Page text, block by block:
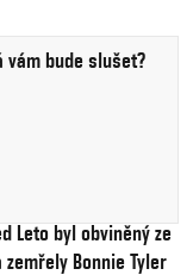
bude slušet?
Leto byl obviněný ze
Bonnie Tyler